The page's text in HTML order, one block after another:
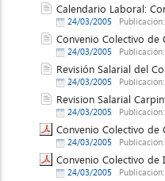
Calendario Laboral:
24/03/2005
Convenio Colectivo de
24/03/2005
Revisión Salarial del
24/03/2005
Revision Salarial
24/03/2005
Convenio Colectivo de
24/03/2005
Convenio Colectivo de
24/03/2005